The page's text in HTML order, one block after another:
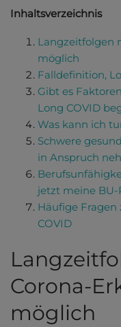
Inhaltsverzeichnis
Langzeitfolgen
möglich
Falldefinition,
Gibt es
Long COVID
Was kann ich
Schwere
in Anspruch
jetzt meine BU-
Häufige Fragen
COVID
Corona-
möglich